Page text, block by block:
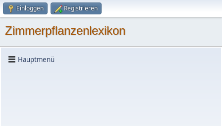
Einloggen Registrieren
Zimmerpflanzenlexikon
Hauptmenü